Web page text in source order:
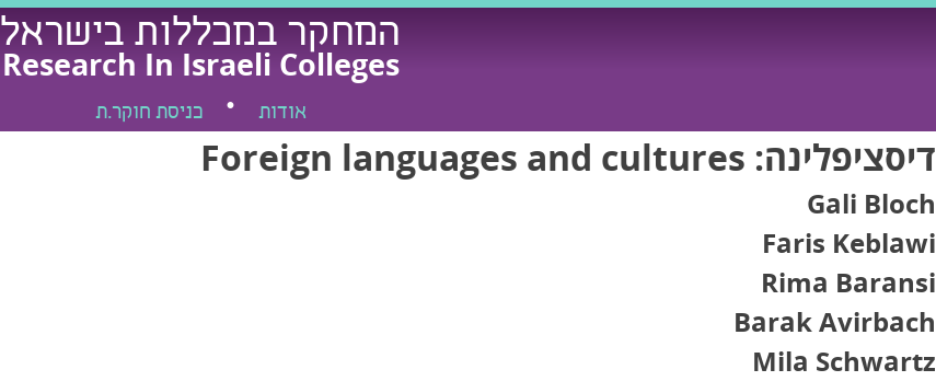
Skip
המחקר במכללות בישראל
Research In Israeli Colleges
אודות כניסת חוקר.ת
דיסציפלינה: Foreign languages and cultures
Gali Bloch
Faris Keblawi
Rima Baransi
Barak Avirbach
Mila Schwartz